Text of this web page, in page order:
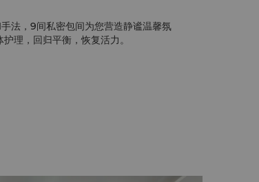
法，9间私密包间为您营造静谧温馨氛
理，回归平衡，恢复活力。